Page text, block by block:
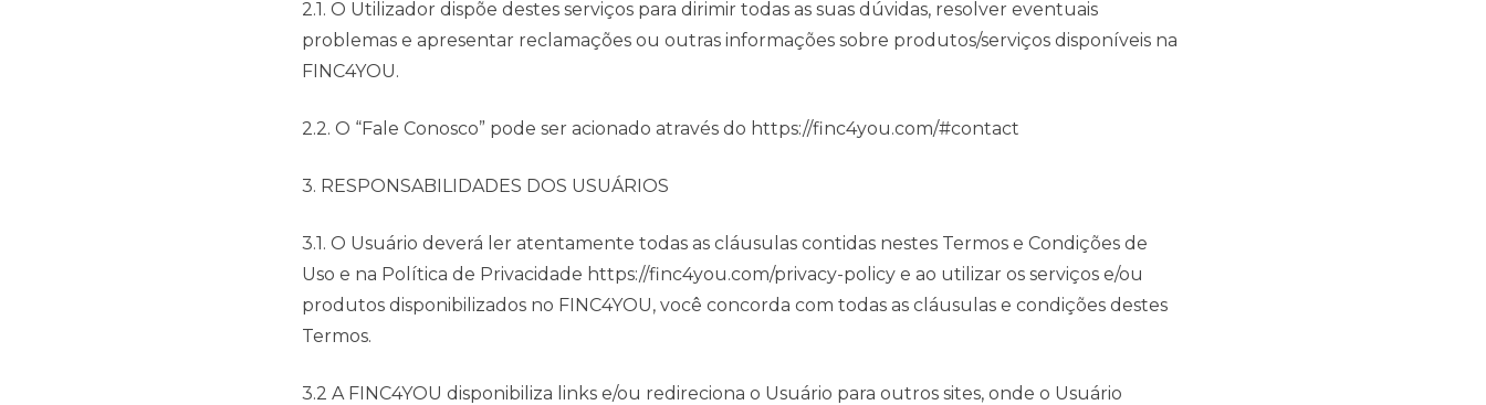
2.1. O Utilizador dispõe destes serviços para dirimir todas as suas dúvidas, resolver eventuais
problemas e apresentar reclamações ou outras informações sobre produtos/serviços disponíveis na
FINC4YOU.
2.2. O “Fale Conosco” pode ser acionado através do https://finc4you.com/#contact
3. RESPONSABILIDADES DOS USUÁRIOS
3.1. O Usuário deverá ler atentamente todas as cláusulas contidas nestes Termos e Condições de
Uso e na Política de Privacidade https://finc4you.com/privacy-policy e ao utilizar os serviços e/ou
produtos disponibilizados no FINC4YOU, você concorda com todas as cláusulas e condições destes
Termos.
3.2 A FINC4YOU disponibiliza links e/ou redireciona o Usuário para outros sites, onde o Usuário